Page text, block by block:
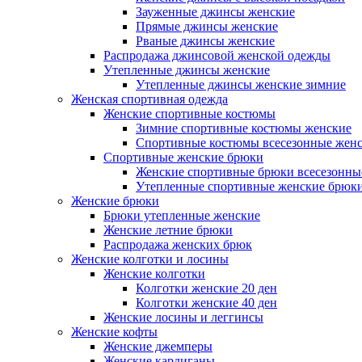
Зауженные джинсы женские
Прямые джинсы женские
Рваные джинсы женские
Распродажа джинсовой женской одежды
Утепленные джинсы женские
Утепленные джинсы женские зимние
Женская спортивная одежда
Женские спортивные костюмы
Зимние спортивные костюмы женские
Спортивные костюмы всесезонные
Спортивные женские брюки
Женские спортивные брюки
Утепленные спортивные женские
Женские брюки
Брюки утепленные женские
Женские летние брюки
Распродажа женских брюк
Женские колготки и лосины
Женские колготки
Колготки женские 20 ден
Колготки женские 40 ден
Женские лосины и леггинсы
Женские кофты
Женские джемперы